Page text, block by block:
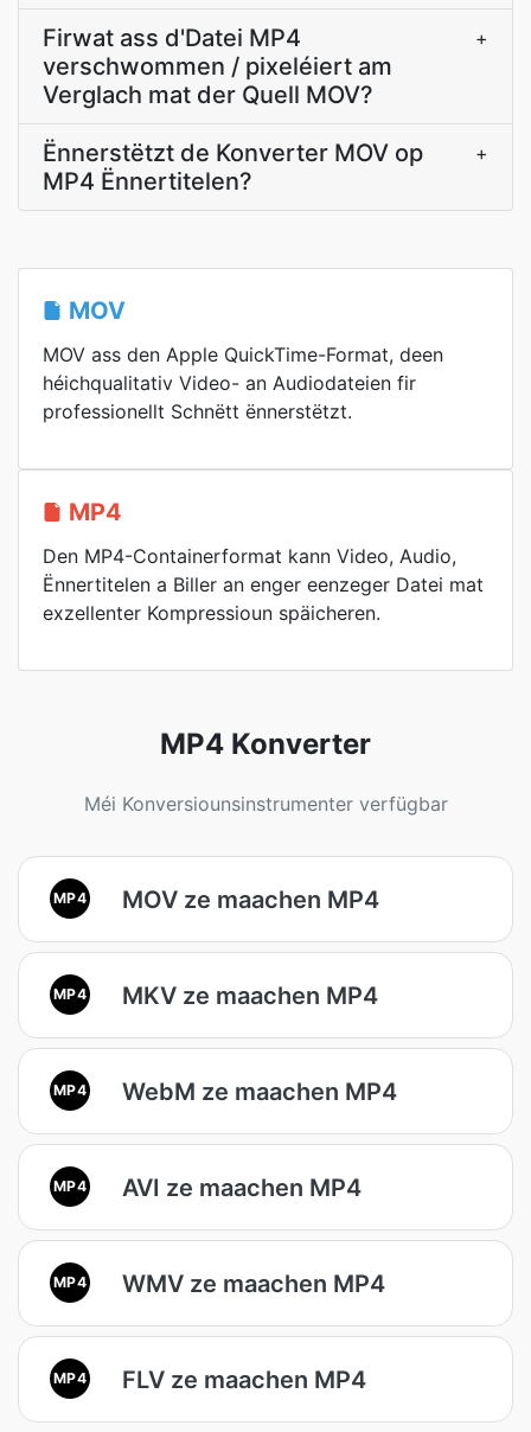
Firwat ass d'Datei MP4
verschwommen / pixeléiert am
Verglach mat der Quell MOV?
+
Ënnerstëtzt de Konverter MOV op
MP4 Ënnertitelen?
+
MOV
MOV ass den Apple QuickTime-Format, deen
héichqualitativ Video- an Audiodateien fir
professionellt Schnëtt ënnerstëtzt.
MP4
Den MP4-Containerformat kann Video, Audio,
Ënnertitelen a Biller an enger eenzeger Datei mat
exzellenter Kompressioun späicheren.
MP4 Konverter
Méi Konversiounsinstrumenter verfügbar
MP4 MOV ze maachen MP4
MP4 MKV ze maachen MP4
MP4 WebM ze maachen MP4
MP4 AVI ze maachen MP4
MP4 WMV ze maachen MP4
MP4 FLV ze maachen MP4